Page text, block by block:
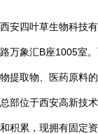
西安四叶草生物科技
路万象汇B座1005室
物提取物、医药原料
总部位于西安高新技
和积累，现拥有固定